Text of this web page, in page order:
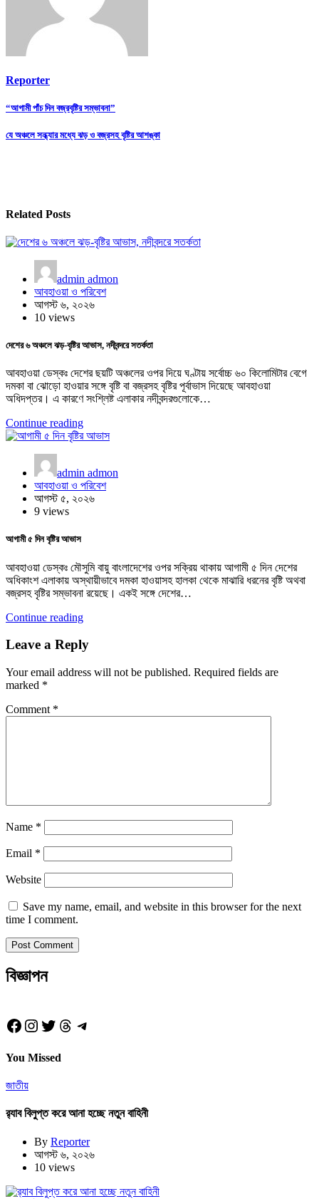
Reporter
Post
navigation
“আগামী পাঁচ দিন বজ্রবৃষ্টির সম্ভাবনা”
যে অঞ্চলে সন্ধ্যার মধ্যে ঝড় ও বজ্রসহ বৃষ্টির আশঙ্কা
Related Posts
admin admon
আবহাওয়া ও পরিবেশ
আগস্ট ৬, ২০২৬
10 views
দেশের ৬ অঞ্চলে ঝড়-বৃষ্টির আভাস, নদীবন্দরে সতর্কতা
আবহাওয়া ডেস্কঃ দেশের ছয়টি অঞ্চলের ওপর দিয়ে ঘণ্টায় সর্বোচ্চ ৬০ কিলোমিটার বেগে
দমকা বা ঝোড়ো হাওয়ার সঙ্গে বৃষ্টি বা বজ্রসহ বৃষ্টির পূর্বাভাস দিয়েছে আবহাওয়া
অধিদপ্তর। এ কারণে সংশ্লিষ্ট এলাকার নদীবন্দরগুলোকে…
Continue reading
admin admon
আবহাওয়া ও পরিবেশ
আগস্ট ৫, ২০২৬
9 views
আগামী ৫ দিন বৃষ্টির আভাস
আবহাওয়া ডেস্কঃ মৌসুমি বায়ু বাংলাদেশের ওপর সক্রিয় থাকায় আগামী ৫ দিন দেশের
অধিকাংশ এলাকায় অস্থায়ীভাবে দমকা হাওয়াসহ হালকা থেকে মাঝারি ধরনের বৃষ্টি অথবা
বজ্রসহ বৃষ্টির সম্ভাবনা রয়েছে। একই সঙ্গে দেশের…
Continue reading
Leave a Reply
Your email address will not be published. Required fields are
marked *
Comment *
Name *
Email *
Website
Save my name, email, and website in this browser for the next
time I comment.
বিজ্ঞাপন
Facebook
Instagram
Twitter
Threads
Telegram
You Missed
জাতীয়
র‍্যাব বিলুপ্ত করে আনা হচ্ছে নতুন বাহিনী
By Reporter
আগস্ট ৬, ২০২৬
10 views